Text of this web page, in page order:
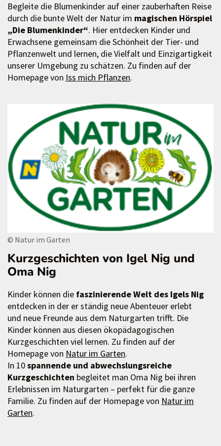
Begleite die Blumenkinder auf einer zauberhaften Reise
durch die bunte Welt der Natur im magischen Hörspiel
„Die Blumenkinder“. Hier entdecken Kinder und
Erwachsene gemeinsam die Schönheit der Tier- und
Pflanzenwelt und lernen, die Vielfalt und Einzigartigkeit
unserer Umgebung zu schätzen. Zu finden auf der
Homepage von Iss mich Pflanzen.
© Natur im Garten
Kurzgeschichten von Igel Nig und
Oma Nig
Kinder können die faszinierende Welt des Igels Nig
entdecken in der er ständig neue Abenteuer erlebt
und neue Freunde aus dem Naturgarten trifft. Die
Kinder können aus diesen ökopädagogischen
Kurzgeschichten viel lernen. Zu finden auf der
Homepage von Natur im Garten.
In 10spannende und abwechslungsreiche
Kurzgeschichten begleitet man Oma Nig bei ihren
Erlebnissen im Naturgarten – perfekt für die ganze
Familie. Zu finden auf der Homepage von Natur im
Garten.